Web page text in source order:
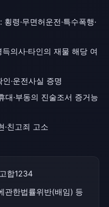
령·무면허운전·특수폭행·
의사·타인의 재물 해당 여
·운전사실 증명
·부동의 진술조서 증거능
·친고죄 고소
합1234
관한법률위반(배임) 등